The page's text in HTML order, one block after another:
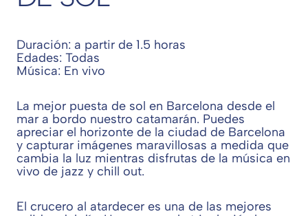
Duración: a partir de 1.5 horas
Edades: Todas
Música: En vivo
La mejor puesta de sol en Barcelona desde el
mar a bordo nuestro catamarán. Puedes
apreciar el horizonte de la ciudad de Barcelona
y capturar imágenes maravillosas a medida que
cambia la luz mientras disfrutas de la música en
vivo de jazz y chill out.
El crucero al atardecer es una de las mejores